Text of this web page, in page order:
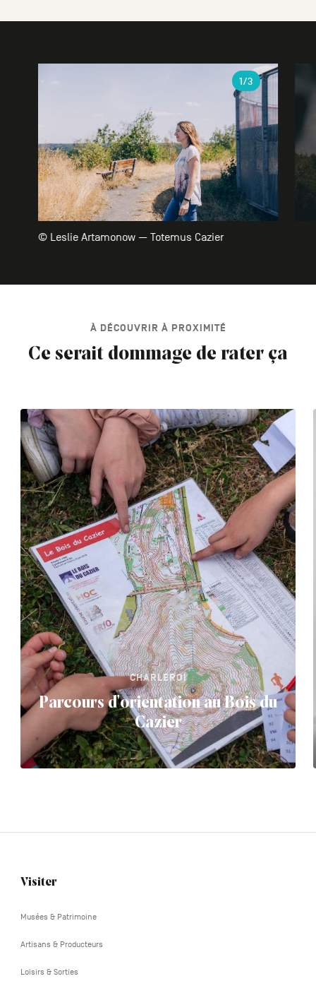
© Leslie Artamonow — Totemus Cazier
1/3
À DÉCOUVRIR À PROXIMITÉ
Ce serait dommage de rater ça
CHARLEROI
Parcours d'orientation au Bois du
Cazier
Navigation
Visiter
Musées & Patrimoine
Artisans & Producteurs
Loisirs & Sorties